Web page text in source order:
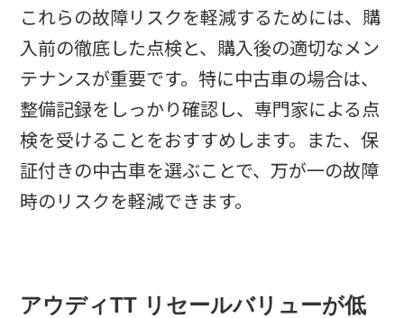
これらの故障リスクを軽減するためには、購
入前の徹底した点検と、購入後の適切なメン
テナンスが重要です。特に中古車の場合は、
整備記録をしっかり確認し、専門家による点
検を受けることをおすすめします。また、保
証付きの中古車を選ぶことで、万が一の故障
時のリスクを軽減できます。
アウディTT リセールバリューが低